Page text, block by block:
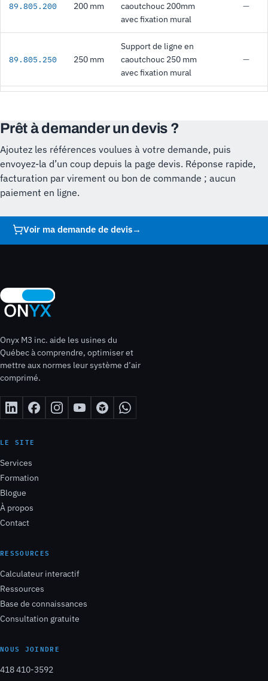
89.805.200 200 mm
caoutchouc 200mm
avec fixation mural
—
89.805.250 250 mm
Support de ligne en
caoutchouc 250 mm
avec fixation mural
—
Prêt à demander un devis ?
Ajoutez les références voulues à votre demande, puis
envoyez-la d’un coup depuis la page devis. Réponse rapide,
facturation par virement ou bon de commande ; aucun
paiement en ligne.
Voir ma demande de devis→
Onyx M3 inc. aide les usines du
Québec à comprendre, optimiser et
mettre aux normes leur système d’air
comprimé.
LE SITE
Services
Formation
Blogue
À propos
Contact
RESSOURCES
Calculateur interactif
Ressources
Base de connaissances
Consultation gratuite
NOUS JOINDRE
418 410-3592